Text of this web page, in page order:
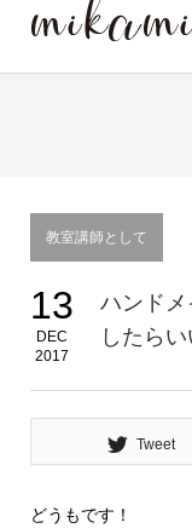
教室講師として
13
DEC
2017
ハンドメ
したら
Tweet
どうもです！